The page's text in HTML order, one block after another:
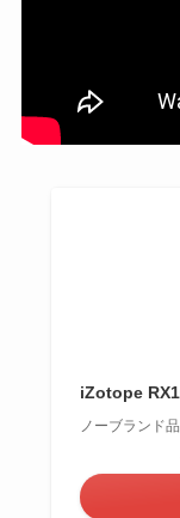
iZotope
ノーブランド品